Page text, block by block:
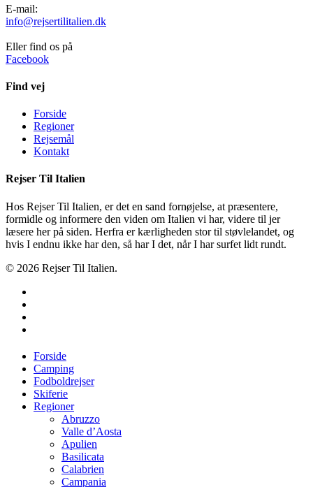
E-mail:
info@rejsertilitalien.dk
Eller find os på
Facebook
Find vej
Forside
Regioner
Rejsemål
Kontakt
Rejser Til Italien
Hos Rejser Til Italien, er det en sand fornøjelse, at præsentere,
formidle og informere den viden om Italien vi har, videre til jer
læsere her på siden. Herfra er kærligheden stor til støvlelandet, og
hvis I endnu ikke har den, så har I det, når I har surfet lidt rundt.
© 2026 Rejser Til Italien.
Close
Menu
Forside
Camping
Fodboldrejser
Skiferie
Regioner
Abruzzo
Valle d’Aosta
Apulien
Basilicata
Calabrien
Campania